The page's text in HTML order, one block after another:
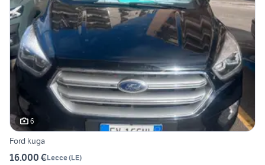
6
Ford kuga
16.000 €Lecce(LE)